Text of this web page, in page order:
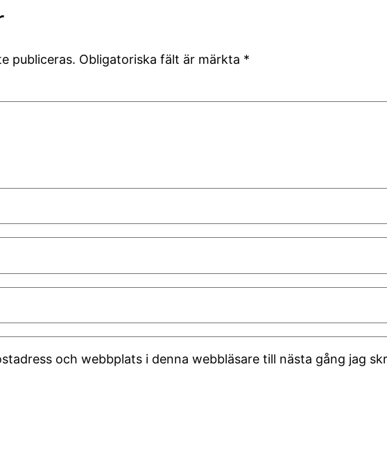
publiceras. Obligatoriska fält är märkta *
och webbplats i denna webbläsare till nästa gång jag